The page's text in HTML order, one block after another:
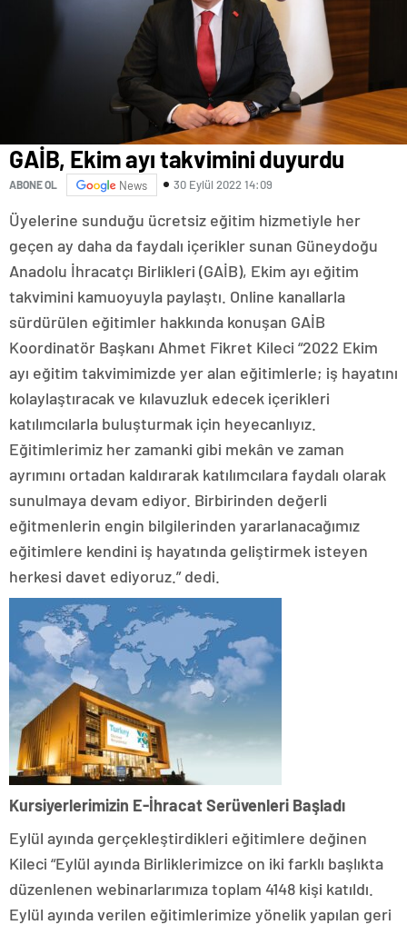
GAİB, Ekim ayı takvimini duyurdu
ABONE OL News 30 Eylül 2022 14:09
Üyelerine sunduğu ücretsiz eğitim hizmetiyle her
geçen ay daha da faydalı içerikler sunan Güneydoğu
Anadolu İhracatçı Birlikleri (GAİB), Ekim ayı eğitim
takvimini kamuoyuyla paylaştı. Online kanallarla
sürdürülen eğitimler hakkında konuşan GAİB
Koordinatör Başkanı Ahmet Fikret Kileci “2022 Ekim
ayı eğitim takvimimizde yer alan eğitimlerle; iş hayatını
kolaylaştıracak ve kılavuzluk edecek içerikleri
katılımcılarla buluşturmak için heyecanlıyız.
Eğitimlerimiz her zamanki gibi mekân ve zaman
ayrımını ortadan kaldırarak katılımcılara faydalı olarak
sunulmaya devam ediyor. Birbirinden değerli
eğitmenlerin engin bilgilerinden yararlanacağımız
eğitimlere kendini iş hayatında geliştirmek isteyen
herkesi davet ediyoruz.” dedi.
Kursiyerlerimizin E-İhracat Serüvenleri Başladı
Eylül ayında gerçekleştirdikleri eğitimlere değinen
Kileci “Eylül ayında Birliklerimizce on iki farklı başlıkta
düzenlenen webinarlarımıza toplam 4148 kişi katıldı.
Eylül ayında verilen eğitimlerimize yönelik yapılan geri